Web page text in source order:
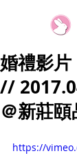
婚禮影
//
＠新莊頤
https://